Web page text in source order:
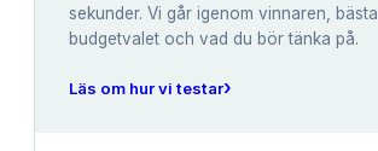
sekunder. Vi går igenom vinnaren, bästa
budgetvalet och vad du bör tänka på.
Läs om hur vi testar›